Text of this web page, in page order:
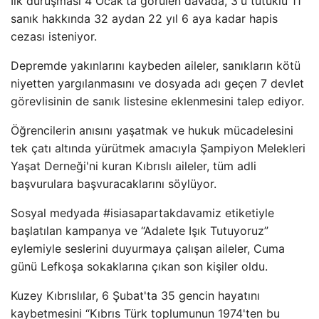
sanık hakkında 32 aydan 22 yıl 6 aya kadar hapis
cezası isteniyor.
Depremde yakınlarını kaybeden aileler, sanıkların kötü
niyetten yargılanmasını ve dosyada adı geçen 7 devlet
görevlisinin de sanık listesine eklenmesini talep ediyor.
Öğrencilerin anısını yaşatmak ve hukuk mücadelesini
tek çatı altında yürütmek amacıyla Şampiyon Melekleri
Yaşat Derneği'ni kuran Kıbrıslı aileler, tüm adli
başvurulara başvuracaklarını söylüyor.
Sosyal medyada #isiasapartakdavamiz etiketiyle
başlatılan kampanya ve “Adalete Işık Tutuyoruz”
eylemiyle seslerini duyurmaya çalışan aileler, Cuma
günü Lefkoşa sokaklarına çıkan son kişiler oldu.
Kuzey Kıbrıslılar, 6 Şubat'ta 35 gencin hayatını
kaybetmesini “Kıbrıs Türk toplumunun 1974'ten bu